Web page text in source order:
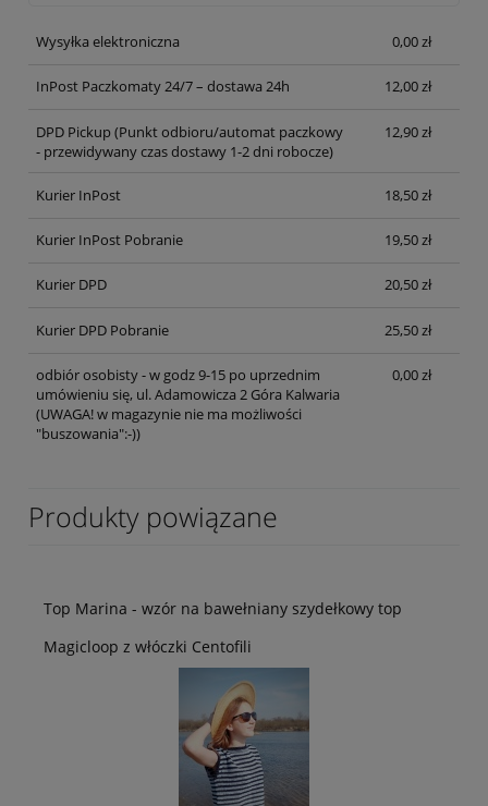
Wysyłka elektroniczna 0,00 zł
InPost Paczkomaty 24/7 – dostawa 24h 12,00 zł
DPD Pickup(Punkt odbioru/automat paczkowy
- przewidywany czas dostawy 1-2 dni robocze)
12,90 zł
Kurier InPost 18,50 zł
Kurier InPost Pobranie 19,50 zł
Kurier DPD 20,50 zł
Kurier DPD Pobranie 25,50 zł
odbiór osobisty - w godz 9-15 po uprzednim
umówieniu się, ul. Adamowicza 2 Góra Kalwaria
(UWAGA! w magazynie nie ma możliwości
"buszowania":-))
0,00 zł
Produkty powiązane
Top Marina - wzór na bawełniany szydełkowy top
Magicloop z włóczki Centofili